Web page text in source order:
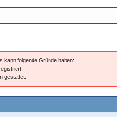
kann folgende Gründe haben:
gestattet.